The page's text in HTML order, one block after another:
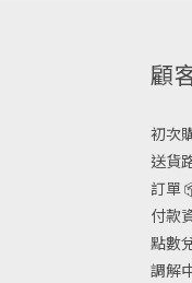
顧
初次
送貨
訂單
付款
點數
調解